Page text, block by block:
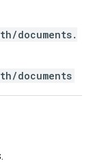
documents.
documents